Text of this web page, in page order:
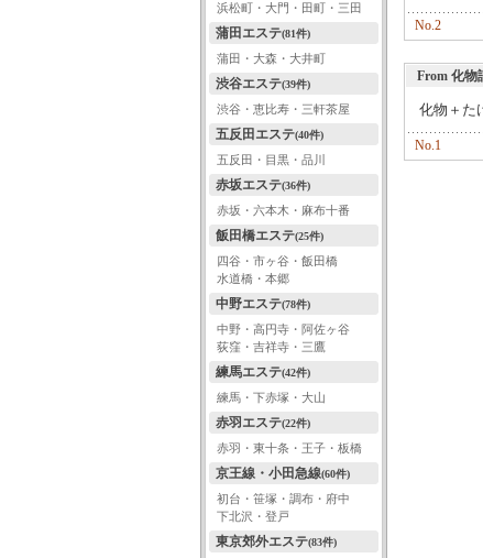
No.2
From 化物
化物＋た
No.1
浜松町・大門・田町・三田
蒲田エステ(81件)
蒲田・大森・大井町
渋谷エステ(39件)
渋谷・恵比寿・三軒茶屋
五反田エステ(40件)
五反田・目黒・品川
赤坂エステ(36件)
赤坂・六本木・麻布十番
飯田橋エステ(25件)
四谷・市ヶ谷・飯田橋
水道橋・本郷
中野エステ(78件)
中野・高円寺・阿佐ヶ谷
荻窪・吉祥寺・三鷹
練馬エステ(42件)
練馬・下赤塚・大山
赤羽エステ(22件)
赤羽・東十条・王子・板橋
京王線・小田急線(60件)
初台・笹塚・調布・府中
下北沢・登戸
東京郊外エステ(83件)